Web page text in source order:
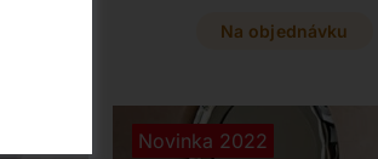
skla
s
Tento designový kousek
Na objednávku
Novinka 2022